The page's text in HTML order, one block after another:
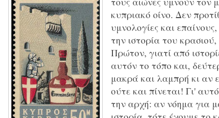
κυπριακό οίνο. Δεν
υμνολογίες και
την ιστορία του
Πρώτον, γιατί από
αυτόν το τόπο και,
μακρά και λαμπρή κι αν
ούτε και πίνεται! Γι'
την αρχή: αν νόημα για